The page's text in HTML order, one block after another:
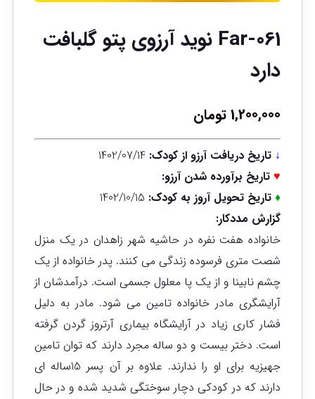
Far-061 نوید آرزوی پتو گلبافت
دارد
1,200,000تومان
↓ تاریخ دریافت آرزو از کودک:
♥تاریخ برآورده شدن آرزو:
♦تاریخ تحویل آروز به کودک: 1402/10/15
گزارش مددکار:
خانواده هفت نفره در حاشیه شهر زاهدان در یک منزل
شصت متری فرسوده زندگی می کنند. پدر خانواده از یک
چشم نابینا و از یک پا معلول جسمی است. درآمدشان از
آرایشگری مادر خانواده تامین می شود. مادر به دلیل
فشار کاری زیاد در آرایشگاه بیماری آرتروز گردن گرفته
است. دختر بیست و دو ساله مجرد دارند که توان تامین
جهیزیه برای او را ندارند. علاوه بر آن پسر 15ساله ای
دارند که در کودکی دچار سوختگی شدید شده و در حال